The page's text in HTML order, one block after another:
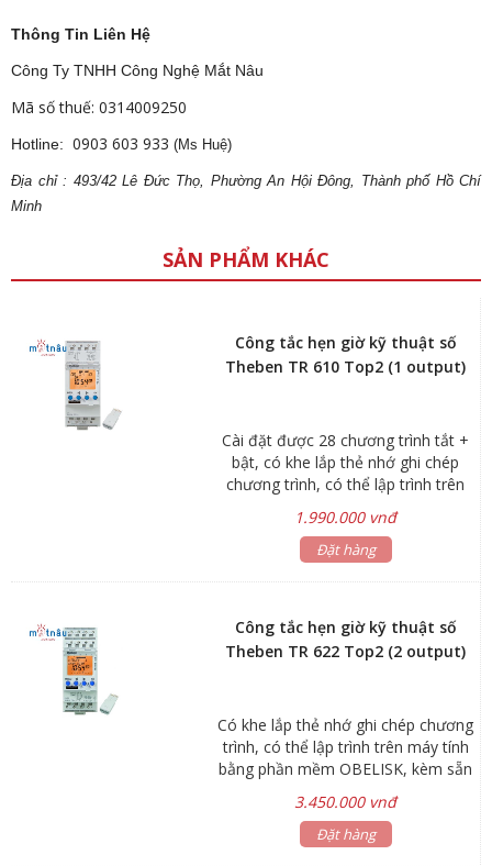
Thông Tin Liên Hệ
Công Ty TNHH Công Nghệ Mắt Nâu
Mã số thuế: 0314009250
Hotline: 0903 603 933 (Ms Huệ)
Địa chỉ : 493/42 Lê Đức Thọ, Phường An Hội Đông, Thành phố Hồ Chí
Minh
SẢN PHẨM KHÁC
Công tắc hẹn giờ kỹ thuật số
Theben TR 610 Top2 (1 output)
Cài đặt được 28 chương trình tắt +
bật, có khe lắp thẻ nhớ ghi chép
chương trình, có thể lập trình trên
(không kèm thẻ nhớ)
1.990.000 vnđ
Đặt hàng
Công tắc hẹn giờ kỹ thuật số
Theben TR 622 Top2 (2 output)
Có khe lắp thẻ nhớ ghi chép chương
trình, có thể lập trình trên máy tính
bằng phần mềm OBELISK, kèm sẵn
3.450.000 vnđ
Đặt hàng